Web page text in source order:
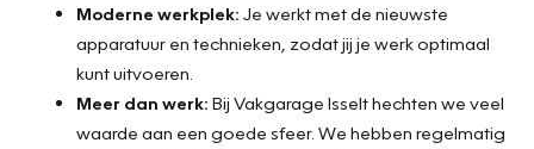
Moderne werkplek: Je werkt met de nieuwste
apparatuur en technieken, zodat jij je werk optimaal
kunt uitvoeren.
Meer dan werk: Bij Vakgarage Isselt hechten we veel
waarde aan een goede sfeer. We hebben regelmatig